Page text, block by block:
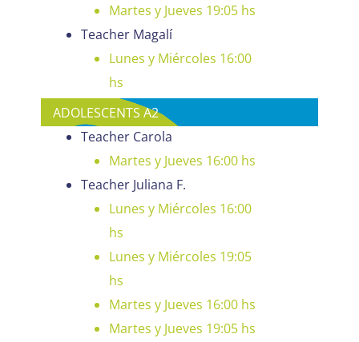
Martes y Jueves 19:05 hs
Teacher Magalí
Lunes y Miércoles 16:00
hs
ADOLESCENTS A2
Teacher Carola
Martes y Jueves 16:00 hs
Teacher Juliana F.
Lunes y Miércoles 16:00
hs
Lunes y Miércoles 19:05
hs
Martes y Jueves 16:00 hs
Martes y Jueves 19:05 hs